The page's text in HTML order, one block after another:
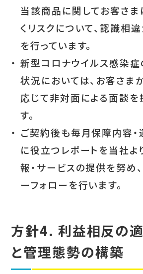
当該商品に関してお客さ
くリスクについて、認識相
を行っています。
・ 新型コロナウイルス感染症
状況においては、お客さま
応じて非対面による面談を
す。
・ ご契約後も毎月保障内容
に役立つレポートを当社よ
報・サービスの提供を努め
ーフォローを行います。
方針4. 利益相反の
と管理態勢の構築